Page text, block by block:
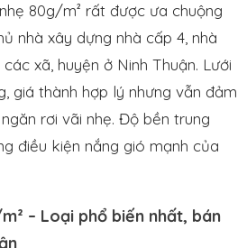
80g/m² rất được ưa chuộng
nhà xây dựng nhà cấp 4, nhà
xã, huyện ở Ninh Thuận. Lưới
giá thành hợp lý nhưng vẫn đảm
rơi vãi nhẹ. Độ bền trung
điều kiện nắng gió mạnh của
– Loại phổ biến nhất, bán